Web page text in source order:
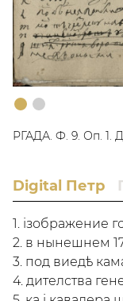
Изображение 1
Текущий слайд
РГАДА. Ф. 9. Оп. 1.
Digital Петр
1. iзображение
2. в нынешнем
3. под виедѣ
4. дителства